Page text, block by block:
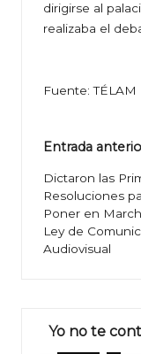
dirigirse al
realizaba el
Fuente: TÉLAM
de
Entrada
Dictaron las
Resoluciones
Poner en
Ley de
Audiovisual
Yo no te